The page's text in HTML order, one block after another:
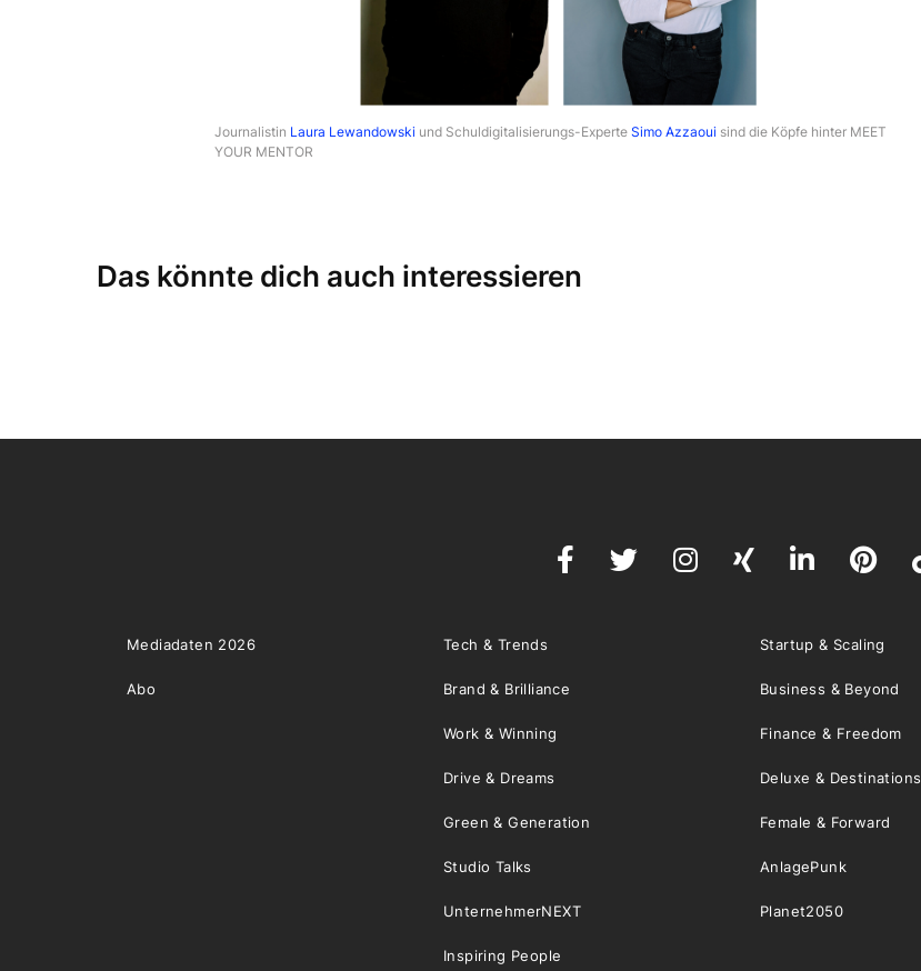
Journalistin Laura Lewandowski und Schuldigitalisierungs-ExperteSimo Azzaoui sind die Köpfe hinter MEET
YOUR MENTOR
Das könnte dich auch interessieren
Mediadaten 2026
Abo
Tech & Trends Startup & Scaling
Brand & Brilliance Business & Beyond
Work & Winning Finance & Freedom
Drive & Dreams Deluxe & Destinations
Green & Generation Female & Forward
Studio Talks AnlagePunk
UnternehmerNEXT Planet2050
Inspiring People